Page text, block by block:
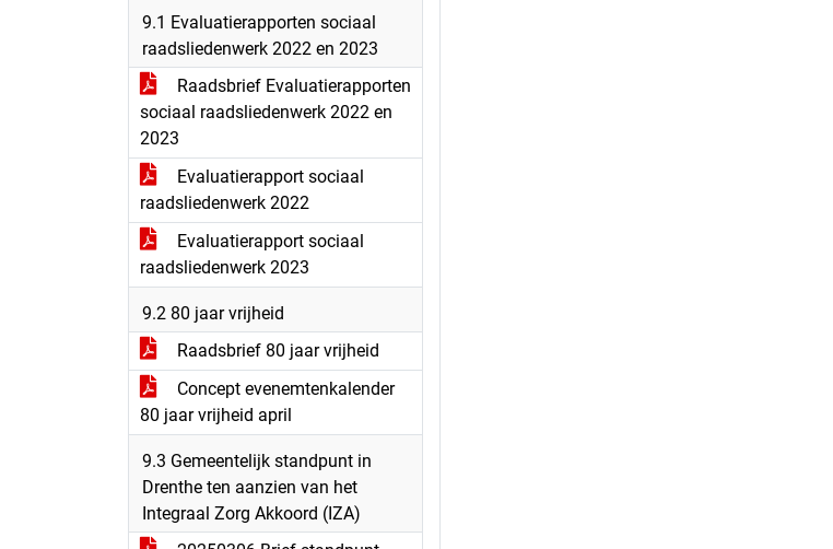
9.1 Evaluatierapporten sociaal
raadsliedenwerk 2022 en 2023
Raadsbrief Evaluatierapporten
sociaal raadsliedenwerk 2022 en
2023
Evaluatierapport sociaal
raadsliedenwerk 2022
Evaluatierapport sociaal
raadsliedenwerk 2023
9.2 80 jaar vrijheid
Raadsbrief 80 jaar vrijheid
Concept evenemtenkalender
80 jaar vrijheid april
9.3 Gemeentelijk standpunt in
Drenthe ten aanzien van het
Integraal Zorg Akkoord (IZA)